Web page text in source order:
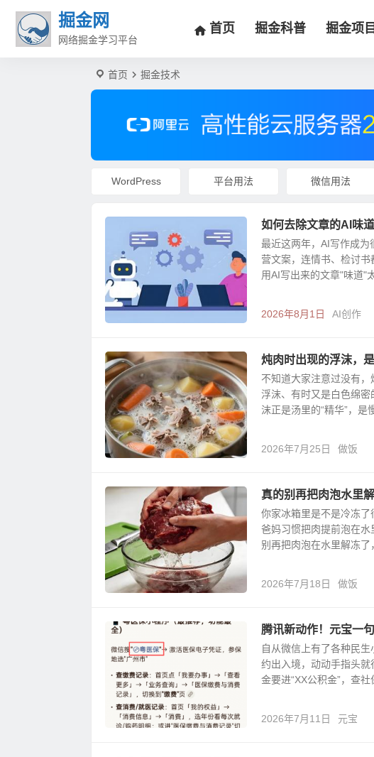
掘金网
网络掘金学习平台
首页 掘金科普 掘金项目
首页 掘金技术
WordPress 平台用法 微信用法
如何去除文章的AI味道
最近这两年，AI写作成
营文案，连情书、检讨书
用AI写出来的文章"味道"
2026年8月1日 AI创作
炖肉时出现的浮沫，
不知道大家注意过没有
浮沫、有时又是白色绵
沫正是汤里的“精华”，是
2026年7月25日 做饭
真的别再把肉泡水里
你家冰箱里是不是冷冻
爸妈习惯把肉提前泡在水
别再把肉泡在水里解冻了
2026年7月18日 做饭
腾讯新动作！元宝一
自从微信上有了各种民
约出入境，动动手指头
金要进“XX公积金”，查社
2026年7月11日 元宝